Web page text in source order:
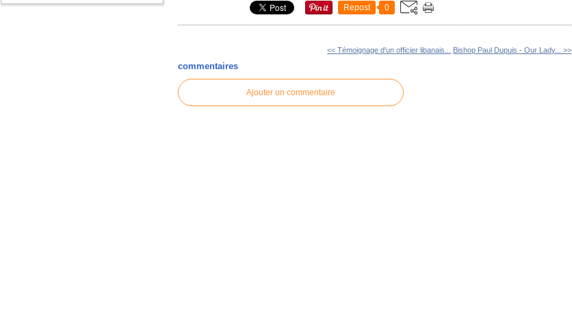
Repost 0
<< Témoignage d'un officier libanais... Bishop Paul Dupuis - Our Lady... >>
commentaires
Ajouter un commentaire